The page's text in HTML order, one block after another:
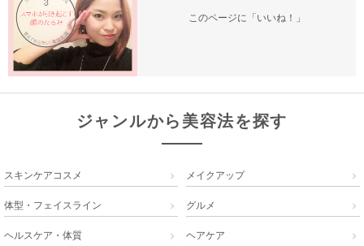
このページに「いいね！」
ジャンルから美容法を探す
スキンケアコスメ  メイクアップ 
体型・フェイスライン  グルメ 
ヘルスケア・体質  ヘアケア 